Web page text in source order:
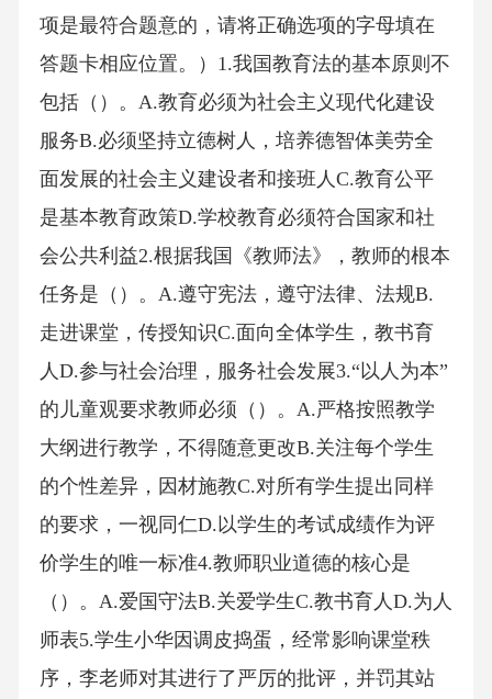
项是最符合题意的，请将正确选项的字母填在
答题卡相应位置。）1.我国教育法的基本原则不
包括（）。A.教育必须为社会主义现代化建设
服务B.必须坚持立德树人，培养德智体美劳全
面发展的社会主义建设者和接班人C.教育公平
是基本教育政策D.学校教育必须符合国家和社
会公共利益2.根据我国《教师法》，教师的根本
任务是（）。A.遵守宪法，遵守法律、法规B.
走进课堂，传授知识C.面向全体学生，教书育
人D.参与社会治理，服务社会发展3.“以人为本”
的儿童观要求教师必须（）。A.严格按照教学
大纲进行教学，不得随意更改B.关注每个学生
的个性差异，因材施教C.对所有学生提出同样
的要求，一视同仁D.以学生的考试成绩作为评
价学生的唯一标准4.教师职业道德的核心是
（）。A.爱国守法B.关爱学生C.教书育人D.为人
师表5.学生小华因调皮捣蛋，经常影响课堂秩
序，李老师对其进行了严厉的批评，并罚其站